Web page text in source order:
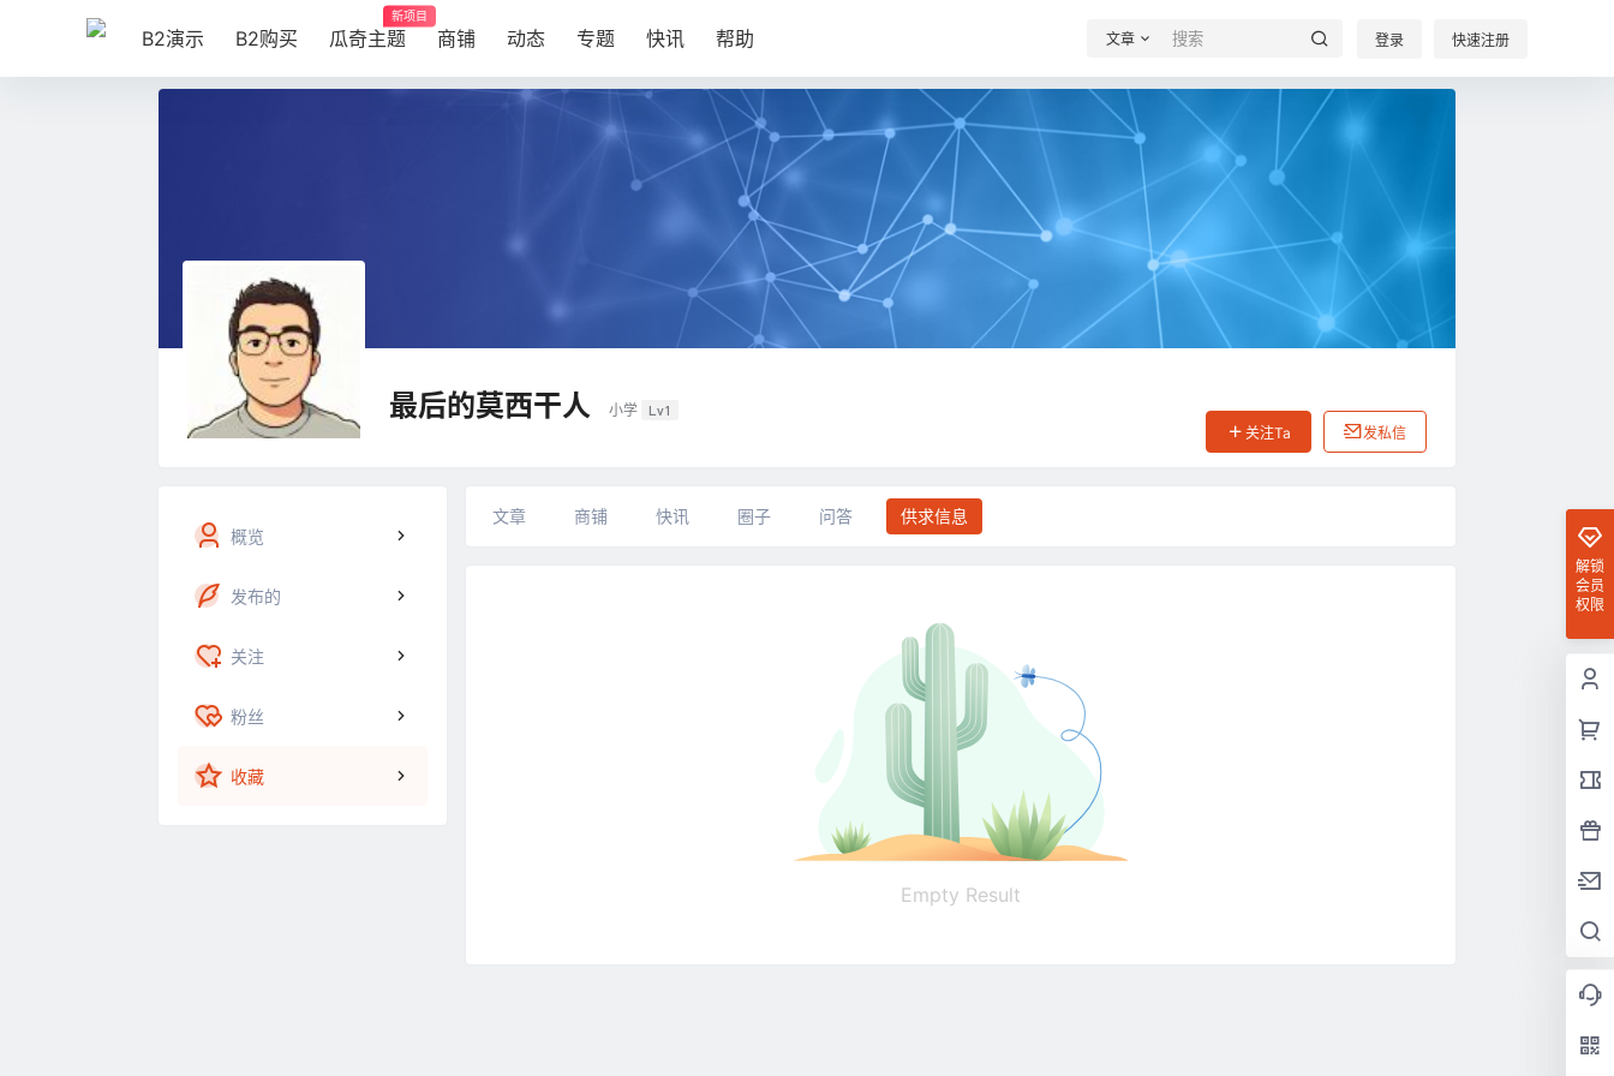
B2演示 B2购买 瓜奇主题
新项目
商铺 动态 专题 快讯 帮助 文章 登录 快速注册
最后的莫西干人 小学 Lv1
关注Ta
发私信
概览
发布的
关注
粉丝
收藏
文章 商铺 快讯 圈子 问答 供求信息
Empty Result
解锁
会员
权限